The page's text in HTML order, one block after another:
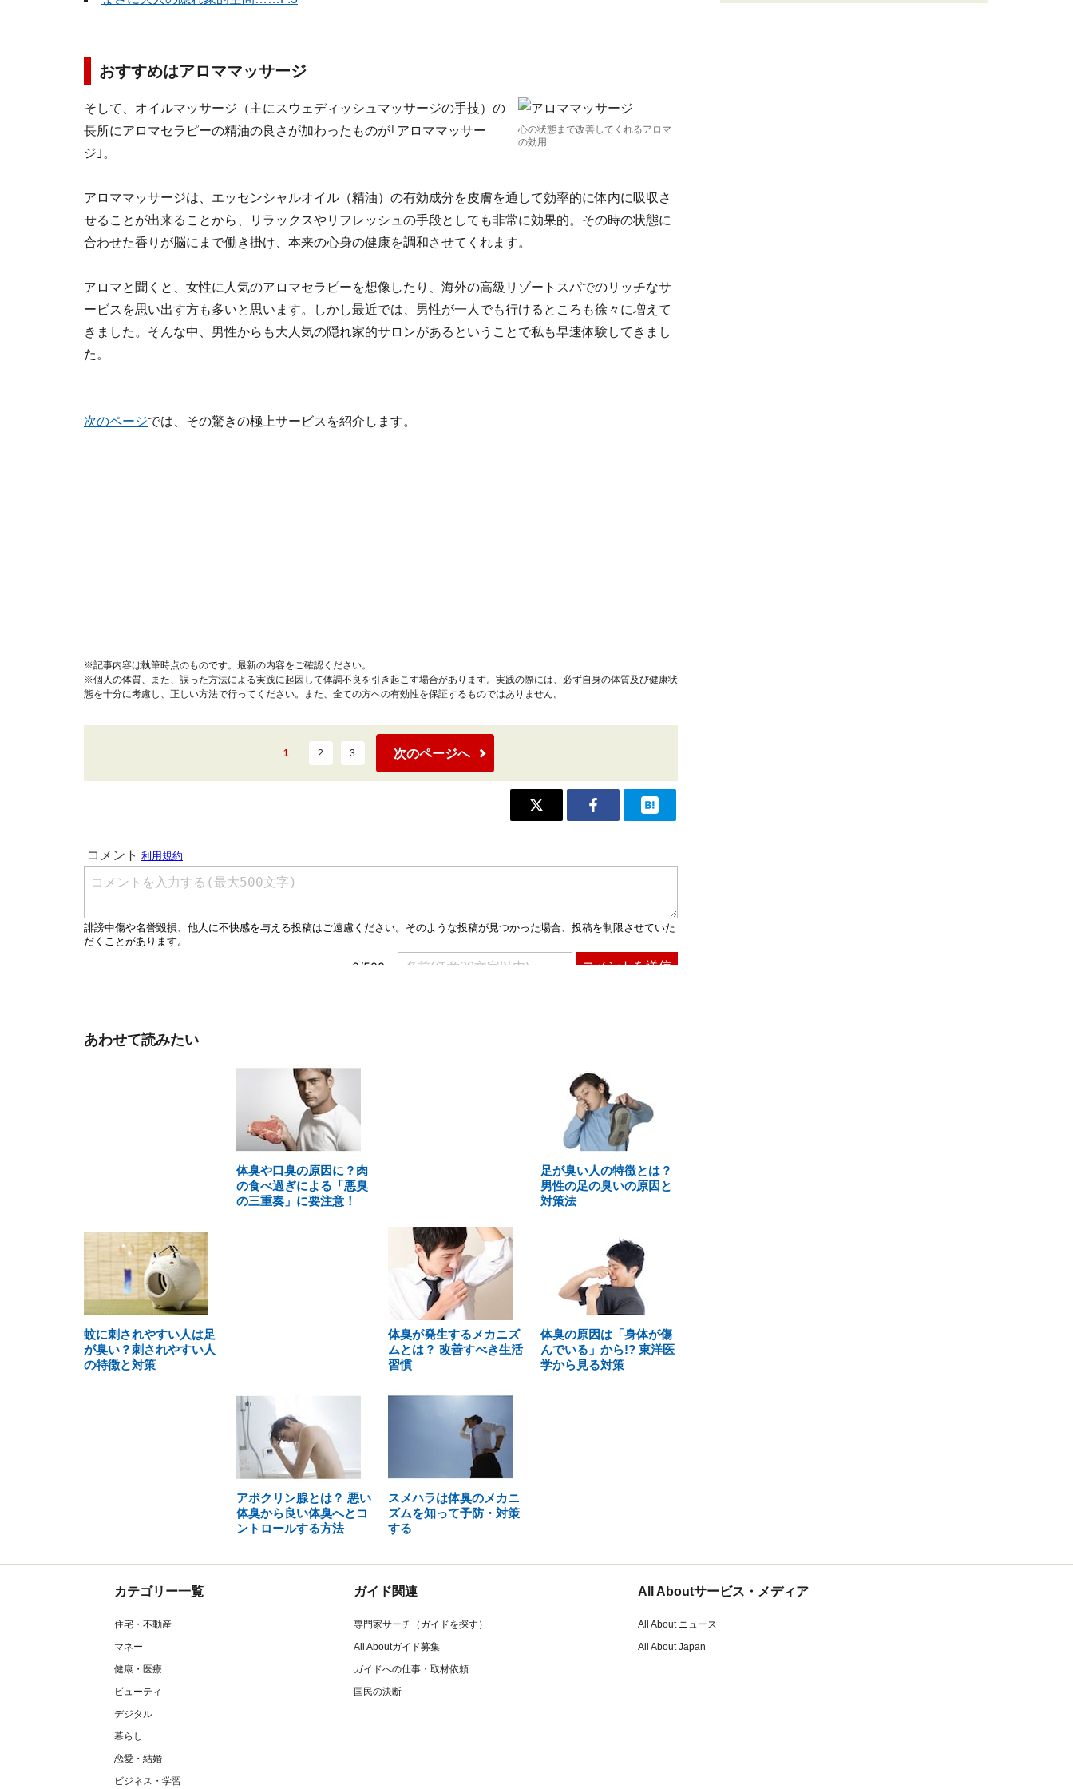
おすすめはアロママッサージ
心の状態まで改善してくれるアロマ
の効用
そして、オイルマッサージ（主にスウェディッシュマッサージの手技）の
長所にアロマセラピーの精油の良さが加わったものが｢アロママッサー
ジ｣。
アロママッサージは、エッセンシャルオイル（精油）の有効成分を皮膚を通して効率的に体内に吸収さ
せることが出来ることから、リラックスやリフレッシュの手段としても非常に効果的。その時の状態に
合わせた香りが脳にまで働き掛け、本来の心身の健康を調和させてくれます。
アロマと聞くと、女性に人気のアロマセラピーを想像したり、海外の高級リゾートスパでのリッチなサ
ービスを思い出す方も多いと思います。しかし最近では、男性が一人でも行けるところも徐々に増えて
きました。そんな中、男性からも大人気の隠れ家的サロンがあるということで私も早速体験してきまし
た。
次のページでは、その驚きの極上サービスを紹介します。
※記事内容は執筆時点のものです。最新の内容をご確認ください。
※個人の体質、また、誤った方法による実践に起因して体調不良を引き起こす場合があります。実践の際には、必ず自身の体質及び健康状
態を十分に考慮し、正しい方法で行ってください。また、全ての方への有効性を保証するものではありません。
1 2 3 次のページへ
あわせて読みたい
体臭や口臭の原因に？肉
の食べ過ぎによる「悪臭
の三重奏」に要注意！
足が臭い人の特徴とは？
男性の足の臭いの原因と
対策法
蚊に刺されやすい人は足
が臭い？刺されやすい人
の特徴と対策
体臭が発生するメカニズ
ムとは？ 改善すべき生活
習慣
体臭の原因は「身体が傷
んでいる」から!? 東洋医
学から見る対策
アポクリン腺とは？ 悪い
体臭から良い体臭へとコ
ントロールする方法
スメハラは体臭のメカニ
ズムを知って予防・対策
する
カテゴリー一覧
住宅・不動産
マネー
健康・医療
ビューティ
デジタル
暮らし
恋愛・結婚
ビジネス・学習
ガイド関連
専門家サーチ（ガイドを探す）
All Aboutガイド募集
ガイドへの仕事・取材依頼
国民の決断
All Aboutサービス・メディア
All About ニュース
All About Japan